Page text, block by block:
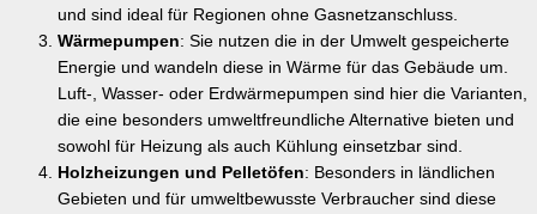
und sind ideal für Regionen ohne Gasnetzanschluss.
Wärmepumpen: Sie nutzen die in der Umwelt gespeicherte
Energie und wandeln diese in Wärme für das Gebäude um.
Luft-, Wasser- oder Erdwärmepumpen sind hier die Varianten,
die eine besonders umweltfreundliche Alternative bieten und
sowohl für Heizung als auch Kühlung einsetzbar sind.
Holzheizungen und Pelletöfen: Besonders in ländlichen
Gebieten und für umweltbewusste Verbraucher sind diese